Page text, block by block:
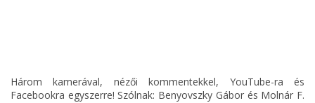
Három kamerával, nézői kommentekkel, YouTube-ra és
Facebookra egyszerre! Szólnak: Benyovszky Gábor és Molnár F.